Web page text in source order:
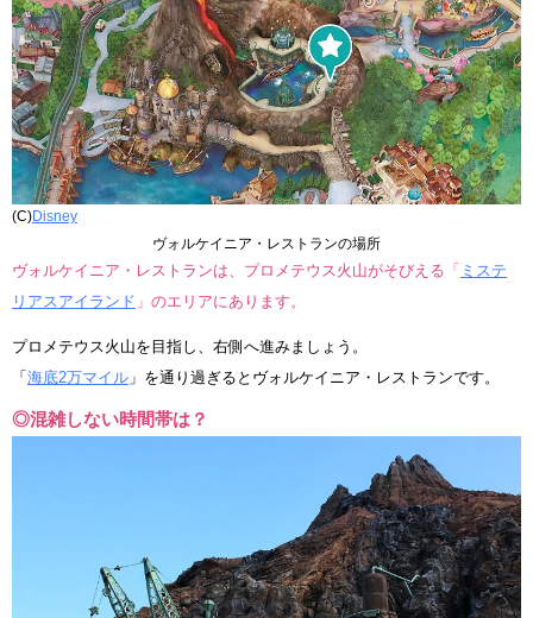
(C)Disney
ヴォルケイニア・レストランの場所
ヴォルケイニア・レストランは、プロメテウス火山がそびえる「 ミステ
リアスアイランド 」のエリアにあります。
プロメテウス火山を目指し、右側へ進みましょう。
「 海底2万マイル 」を通り過ぎるとヴォルケイニア・レストランです。
◎混雑しない時間帯は？